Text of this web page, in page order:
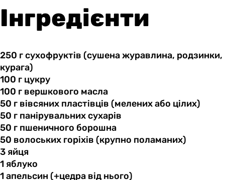
Інгредієнти
250 гсухофруктів (сушена журавлина, родзинки,
курага)
100 г цукру
100 г вершкового масла
50 г вівсяних пластівців (мелених або цілих)
50 г панірувальнихсухарів
50 г пшеничного борошна
50 волоських горіхів (крупно поламаних)
3 яйця
1 яблуко
1 апельсин (+цедра від нього)